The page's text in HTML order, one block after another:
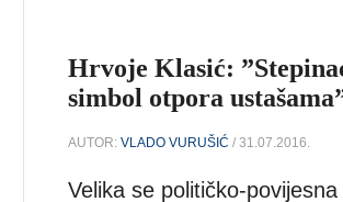
Hrvoje Klasić:
simbol otpora
AUTOR:VLADO VURUŠIĆ / 31.07.2016.
Velika se političko-